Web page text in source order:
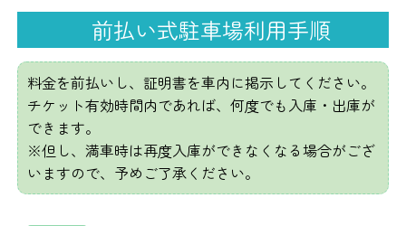
前払い式駐車場利用手順
料金を前払いし、証明書を車内に掲示してください。
チケット有効時間内であれば、何度でも入庫・出庫が
できます。
※但し、満車時は再度入庫ができなくなる場合がござ
いますので、予めご了承ください。